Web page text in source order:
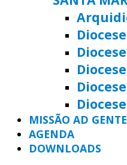
MISSÃO AD
AGENDA
DOWNLOADS